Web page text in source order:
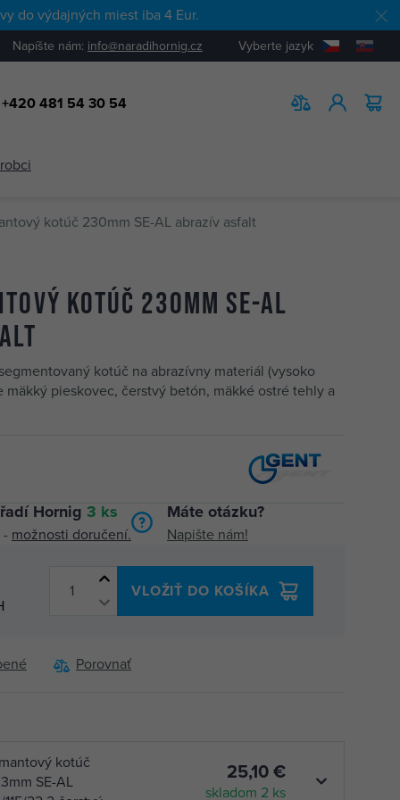
do výdajných miest iba 4 Eur.
Napíšte nám: info@naradihornig.cz Vyberte jazyk
+420 481 54 30 54
kotúč 230mm SE-AL abrazív asfalt
kotúč 230mm SE-AL
kotúč na abrazívny materiál (vysoko
mäkký pieskovec, čerstvý betón, mäkké ostré tehly a
Hornig 3 ks
- možnosti doručení.
Máte otázku?
Napište nám!
VLOŽIŤ DO KOŠÍKA
Porovnať
kotúč
SE-AL
25,10 €
skladom 2 ks